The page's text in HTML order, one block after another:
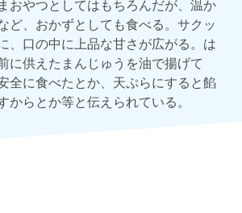
おやつとしてはもちろんだが、温か
ど、おかずとしても食べる。サクッ
、口の中に上品な甘さが広がる。は
に供えたまんじゅうを油で揚げて
全に食べたとか、天ぷらにすると餡
からとか等と伝えられている。